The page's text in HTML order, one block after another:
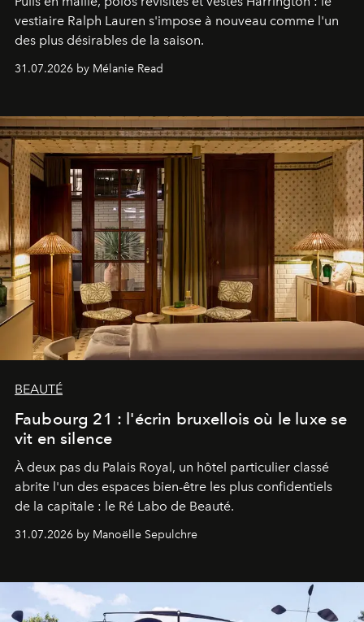
vestiaire Ralph Lauren s'impose à nouveau comme l'un
des plus désirables de la saison.
31.07.2026 by Mélanie Read
BEAUTÉ
Faubourg 21 : l'écrin bruxellois où le luxe se
vit en silence
À deux pas du Palais Royal, un hôtel particulier classé
abrite l'un des espaces bien-être les plus confidentiels
de la capitale : le Ré Labo de Beauté.
31.07.2026 by Manoëlle Sepulchre